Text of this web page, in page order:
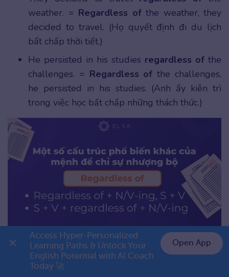
weather. = Regardless ofthe weather, they
decided to travel. (Họ quyết định đi du lịch
bất chấp thời tiết.)
He persisted in his studies regardless of the
challenges. = Regardless of the challenges,
he persisted in his studies. (Anh ấy kiên trì
trong việc học bất chấp những thách thức.)
Cấu trúc Regardless of của mệnh đề chỉ sự nhượng bộ
Bạn có thể thấy đấy, có rất nhiều cấu trúc khác
👉 Premium 1 năm chỉ 799K
Access Hyper-Personalized
Learning Paths & Unlock Your
English Potential with AI Coach
Today 🚀
Open App